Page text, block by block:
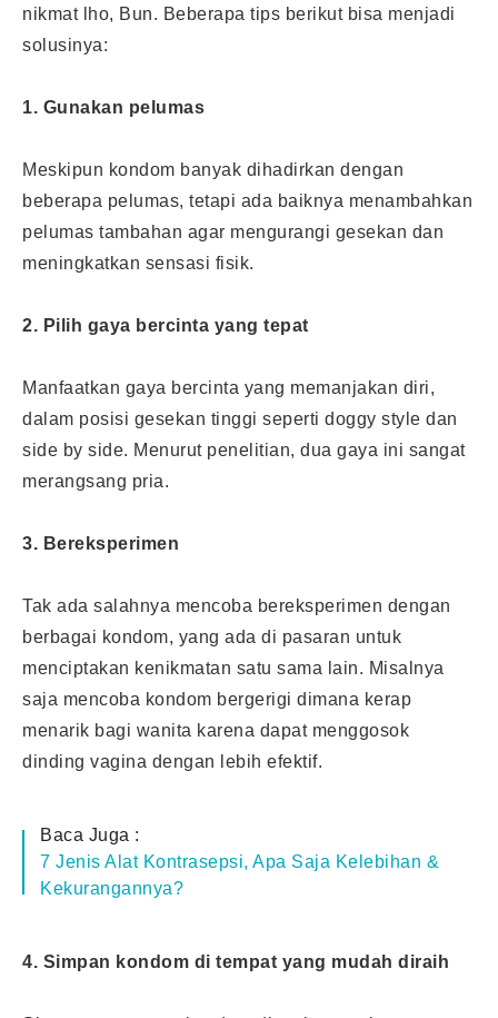
nikmat lho, Bun. Beberapa tips berikut bisa menjadi
solusinya:
1. Gunakan pelumas
Meskipun kondom banyak dihadirkan dengan
beberapa pelumas, tetapi ada baiknya menambahkan
pelumas tambahan agar mengurangi gesekan dan
meningkatkan sensasi fisik.
2. Pilih gaya bercinta yang tepat
Manfaatkan gaya bercinta yang memanjakan diri,
dalam posisi gesekan tinggi seperti doggy style dan
side by side. Menurut penelitian, dua gaya ini sangat
merangsang pria.
3. Bereksperimen
Tak ada salahnya mencoba bereksperimen dengan
berbagai kondom, yang ada di pasaran untuk
menciptakan kenikmatan satu sama lain. Misalnya
saja mencoba kondom bergerigi dimana kerap
menarik bagi wanita karena dapat menggosok
dinding vagina dengan lebih efektif.
Baca Juga :
7 Jenis Alat Kontrasepsi, Apa Saja Kelebihan &
Kekurangannya?
4. Simpan kondom di tempat yang mudah diraih